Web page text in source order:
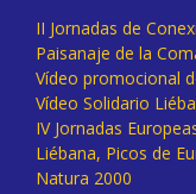
II Jornadas de
Paisanaje de la
Vídeo promocional
Vídeo Solidario
IV Jornadas
Liébana, Picos de
Natura 2000